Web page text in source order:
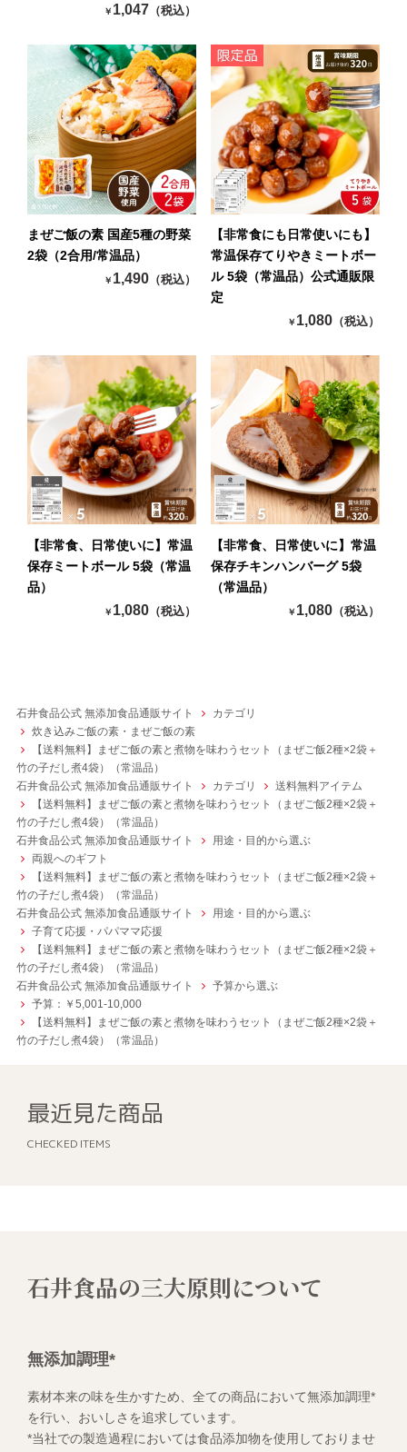
￥ 1,047 （税込）
まぜご飯の素 国産5種の野菜
2袋（2合用/常温品）
￥ 1,490 （税込）
【非常食にも日常使いにも】
常温保存てりやきミートボー
ル 5袋（常温品）公式通販限
定
￥ 1,080 （税込）
【非常食、日常使いに】常温
保存ミートボール 5袋（常温
品）
￥ 1,080 （税込）
【非常食、日常使いに】常温
保存チキンハンバーグ 5袋
（常温品）
￥ 1,080 （税込）
石井食品公式 無添加食品通販サイト
カテゴリ
炊き込みご飯の素・まぜご飯の素
【送料無料】まぜご飯の素と煮物を味わうセット（まぜご飯2種×2袋＋
竹の子だし煮4袋）（常温品）
石井食品公式 無添加食品通販サイト
カテゴリ
送料無料アイテム
【送料無料】まぜご飯の素と煮物を味わうセット（まぜご飯2種×2袋＋
竹の子だし煮4袋）（常温品）
石井食品公式 無添加食品通販サイト
用途・目的から選ぶ
両親へのギフト
【送料無料】まぜご飯の素と煮物を味わうセット（まぜご飯2種×2袋＋
竹の子だし煮4袋）（常温品）
石井食品公式 無添加食品通販サイト
用途・目的から選ぶ
子育て応援・パパママ応援
【送料無料】まぜご飯の素と煮物を味わうセット（まぜご飯2種×2袋＋
竹の子だし煮4袋）（常温品）
石井食品公式 無添加食品通販サイト
予算から選ぶ
予算：￥5,001-10,000
【送料無料】まぜご飯の素と煮物を味わうセット（まぜご飯2種×2袋＋
竹の子だし煮4袋）（常温品）
最近見た商品
CHECKED ITEMS
石井食品の三大原則について
無添加調理*
素材本来の味を生かすため、全ての商品において無添加調理*
を行い、おいしさを追求しています。
*当社での製造過程においては食品添加物を使用しておりませ